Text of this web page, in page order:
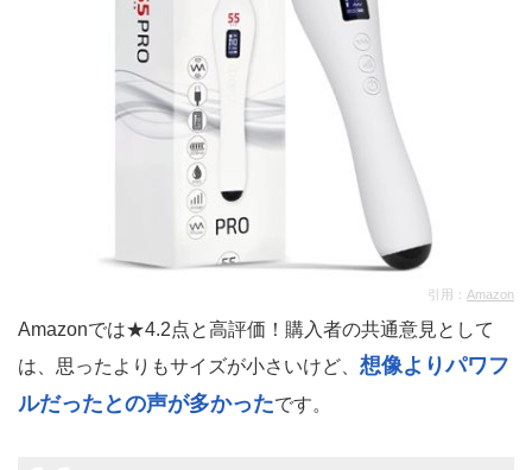
引用： Amazon
Amazonでは★4.2点と高評価！購入者の共通意見として
は、思ったよりもサイズが小さいけど、 想像よりパワフ
ルだったとの声が多かったです。